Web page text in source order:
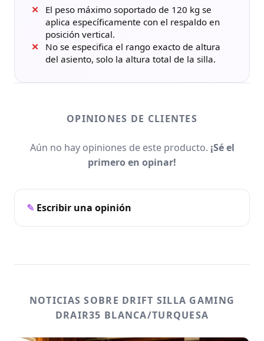
El peso máximo soportado de 120 kg se
aplica específicamente con el respaldo en
posición vertical.
No se especifica el rango exacto de altura
del asiento, solo la altura total de la silla.
OPINIONES DE CLIENTES
Aún no hay opiniones de este producto. ¡Sé el
primero en opinar!
Escribir una opinión
NOTICIAS SOBRE DRIFT SILLA GAMING
DRAIR35 BLANCA/TURQUESA